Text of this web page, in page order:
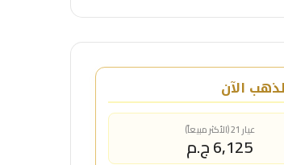
الآن
عيار 21 (الأكثر مبيعاً)
6,125 ج.م